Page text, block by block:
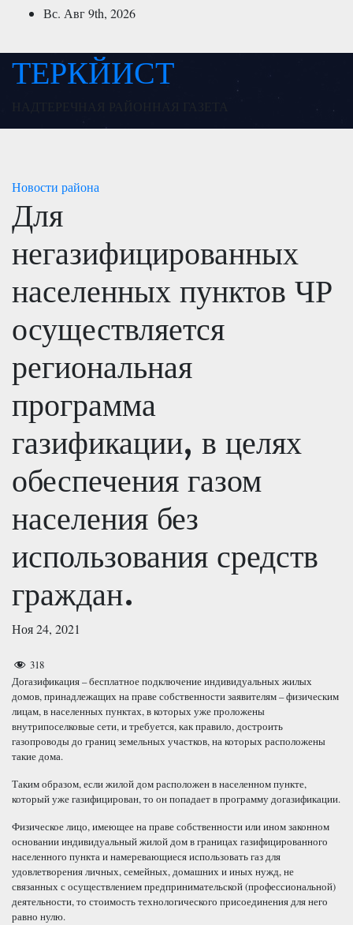
ПерейтиВс. Авг 9th, 2026
ТЕРКЙИСТ
Новости района
Для
негазифицированных
населенных пунктов ЧР
осуществляется
региональная
программа
газификации, в целях
обеспечения газом
населения без
использования средств
граждан.
Ноя 24, 2021
318
Догазификация – бесплатное подключение индивидуальных жилых
домов, принадлежащих на праве собственности заявителям – физическим
лицам, в населенных пунктах, в которых уже проложены
внутрипоселковые сети, и требуется, как правило, достроить
газопроводы до границ земельных участков, на которых расположены
такие дома.
Таким образом, если жилой дом расположен в населенном пункте,
который уже газифицирован, то он попадает в программу догазификации.
Физическое лицо, имеющее на праве собственности или ином законном
основании индивидуальный жилой дом в границах газифицированного
населенного пункта и намеревающиеся использовать газ для
удовлетворения личных, семейных, домашних и иных нужд, не
связанных с осуществлением предпринимательской (профессиональной)
деятельности, то стоимость технологического присоединения для него
равно нулю.